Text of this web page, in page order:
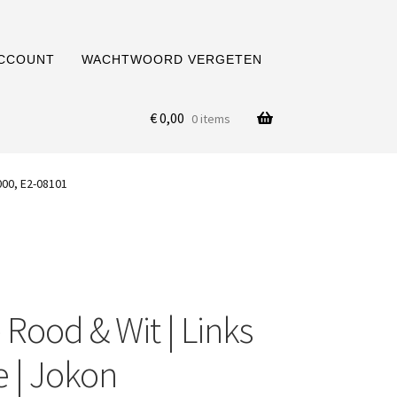
WACHTWOORD VERGETEN
€0,00 0 items
E2-08101
& Wit | Links
| Jokon